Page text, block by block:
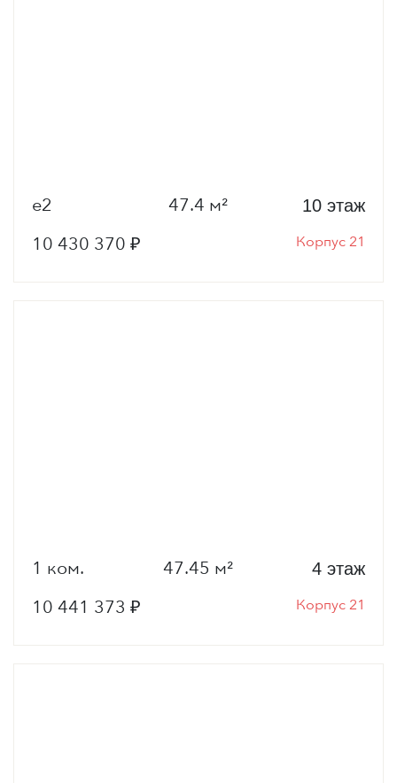
е2 47.4 м²
Корпус 21
10 этаж
10 430 370 ₽
1 ком. 47.45 м²
Корпус 21
4 этаж
10 441 373 ₽